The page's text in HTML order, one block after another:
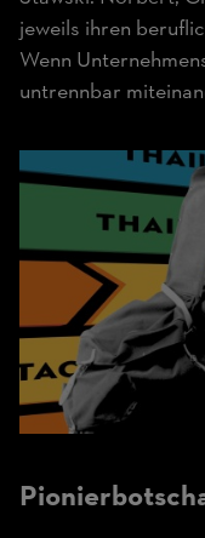
jeweils ihren
Wenn
untrennbar